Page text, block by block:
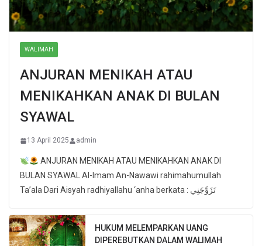
WALIMAH
ANJURAN MENIKAH ATAU
MENIKAHKAN ANAK DI BULAN
SYAWAL
13 April 2025 admin
ANJURAN MENIKAH ATAU MENIKAHKAN ANAK DI
BULAN SYAWAL Al-Imam An-Nawawi rahimahumullah
Ta’ala Dari Aisyah radhiyallahu ‘anha berkata : تَزَوَّجَنِي
HUKUM MELEMPARKAN UANG
DIPEREBUTKAN DALAM WALIMAH